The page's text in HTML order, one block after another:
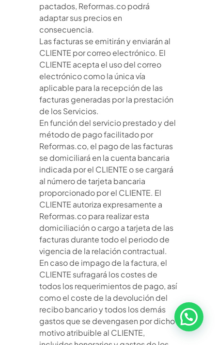
pactados, Reformas.co podrá
adaptar sus precios en
consecuencia.
Las facturas se emitirán y enviarán al
CLIENTE por correo electrónico. El
CLIENTE acepta el uso del correo
electrónico como la única vía
aplicable para la recepción de las
facturas generadas por la prestación
de los Servicios.
En función del servicio prestado y del
método de pago facilitado por
Reformas.co, el pago de las facturas
se domiciliará en la cuenta bancaria
indicada por el CLIENTE o se cargará
al número de tarjeta bancaria
proporcionado por el CLIENTE. El
CLIENTE autoriza expresamente a
Reformas.co para realizar esta
domiciliación o cargo a tarjeta de las
facturas durante todo el periodo de
vigencia de la relación contractual.
En caso de impago de la factura, el
CLIENTE sufragará los costes de
todos los requerimientos de pago, así
como el coste de la devolución del
recibo bancario y todos los demás
gastos que se devengasen por dicho
motivo atribuible al CLIENTE,